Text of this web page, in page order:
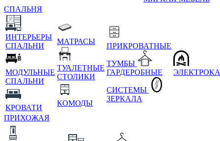
СПАЛЬНЯ
ИНТЕРЬЕРЫ
СПАЛЬНИ
МОДУЛЬНЫЕ
СПАЛЬНИ
КРОВАТИ
МАТРАСЫ
ТУАЛЕТНЫЕ
СТОЛИКИ
КОМОДЫ
ПРИКРОВАТНЫЕ
ТУМБЫ
ГАРДЕРОБНЫЕ
СИСТЕМЫ
ЗЕРКАЛА
ПРИХОЖАЯ